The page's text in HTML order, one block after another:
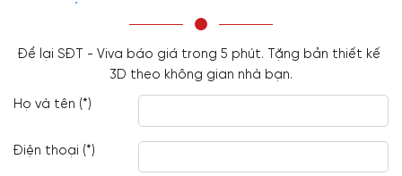
Để lại SĐT - Viva báo giá trong 5 phút. Tặng bản thiết kế
3D theo không gian nhà bạn.
Họ và tên (*)
Điện thoại (*)